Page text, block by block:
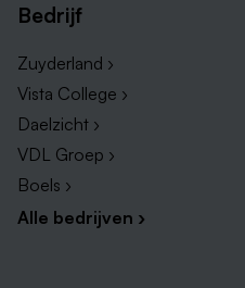
Bedrijf
Zuyderland ›
Vista College ›
Daelzicht ›
VDL Groep ›
Boels ›
Alle bedrijven ›